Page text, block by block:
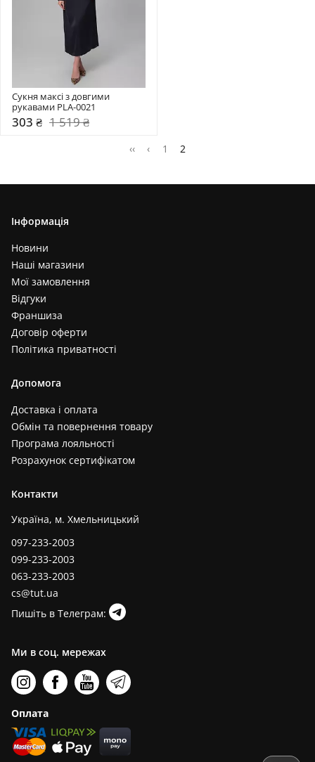
Сукня максі з довгими
рукавами PLA-0021
303 ₴ 1 519 ₴
‹‹ ‹ 1 2
Інформація
Новини
Наші магазини
Мої замовлення
Відгуки
Франшиза
Договір оферти
Політика приватності
Допомога
Доставка і оплата
Обмін та повернення товару
Програма лояльності
Розрахунок сертифікатом
Контакти
Україна, м. Хмельницький
097-233-2003
099-233-2003
063-233-2003
cs@tut.ua
Пишіть в Телеграм:
Ми в соц. мережах
Оплата